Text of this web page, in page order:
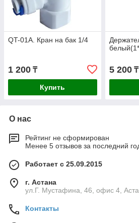
QT-01A. Кран на бак 1/4
1 200 ₸
Купить
5 200₸
О нас
Рейтинг не сформирован
Менее 5 отзывов за последний
Работает с 25.09.2015
г. Астана
ул.Г. Мустафина, 46, офис 4,
Контакты